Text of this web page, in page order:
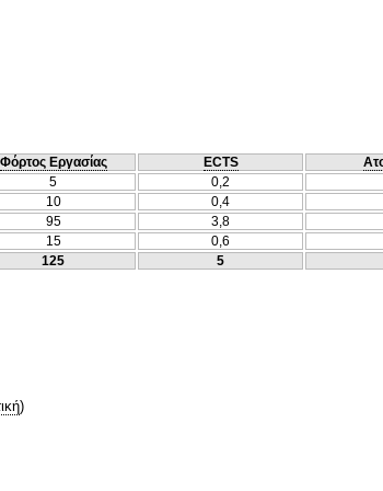
Φόρτος Εργασίας ECTS
5
0,2
10 0,4
95 3,8
15 0,6
125 5
)